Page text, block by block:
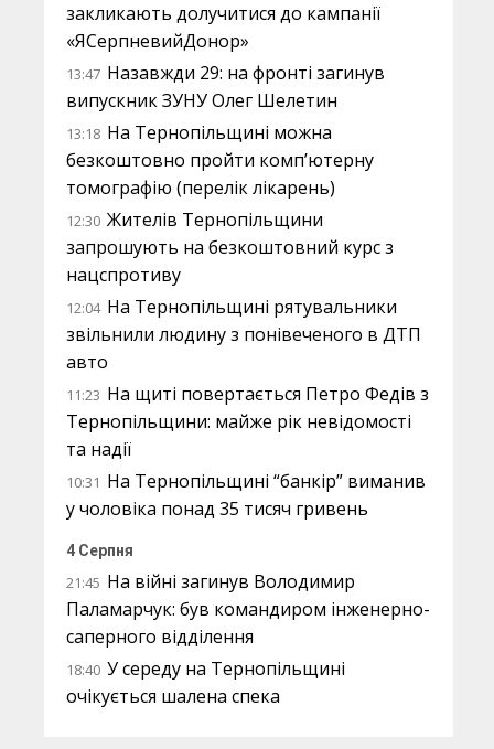
закликають долучитися до кампанії
«ЯСерпневийДонор»
13:47 Назавжди 29: на фронті загинув
випускник ЗУНУ Олег Шелетин
13:18 На Тернопільщині можна
безкоштовно пройти комп’ютерну
томографію (перелік лікарень)
12:30 Жителів Тернопільщини
запрошують на безкоштовний курс з
нацспротиву
12:04 На Тернопільщині рятувальники
звільнили людину з понівеченого в ДТП
авто
11:23 На щиті повертається Петро Федів з
Тернопільщини: майже рік невідомості
та надії
10:31 На Тернопільщині “банкір” виманив
у чоловіка понад 35 тисяч гривень
4 Серпня
21:45 На війні загинув Володимир
Паламарчук: був командиром інженерно-
саперного відділення
18:40 У середу на Тернопільщині
очікується шалена спека